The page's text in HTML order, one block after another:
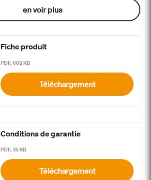
en voir plus
Fiche produit
PDF, 602 KB
Téléchargement
Conditions de garantie
PDF, 35 KB
Téléchargement